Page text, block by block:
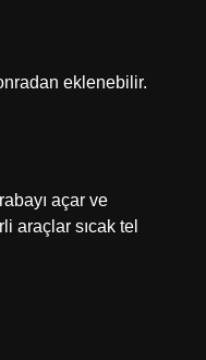
eklenebilir.
açar ve
araçlar sıcak tel